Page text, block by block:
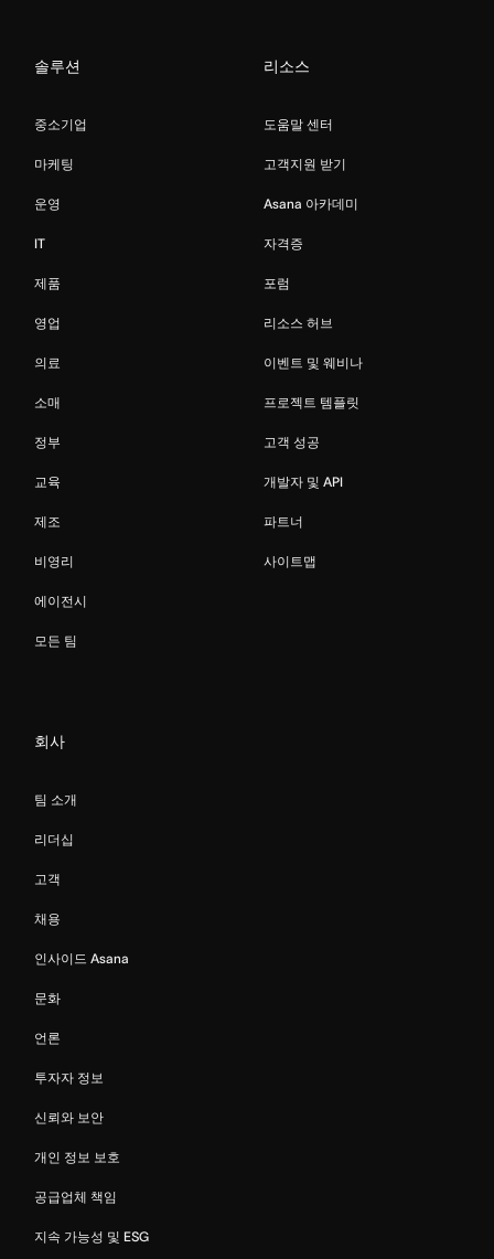
솔루션
중소기업
마케팅
운영
IT
제품
영업
의료
소매
정부
교육
제조
비영리
에이전시
모든 팀
리소스
도움말 센터
고객지원 받기
Asana 아카데미
자격증
포럼
리소스 허브
이벤트 및 웨비나
프로젝트 템플릿
고객 성공
개발자 및 API
파트너
사이트맵
회사
팀 소개
리더십
고객
채용
인사이드 Asana
문화
언론
투자자 정보
신뢰와 보안
개인 정보 보호
공급업체 책임
지속 가능성 및 ESG